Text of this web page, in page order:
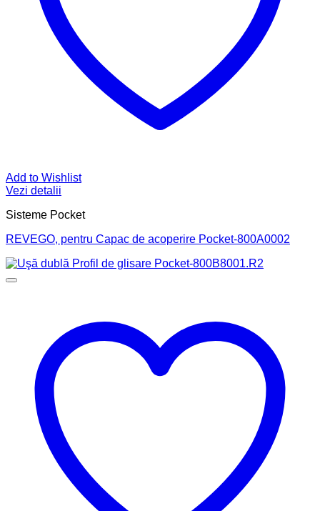
Add to Wishlist
Vezi detalii
Sisteme Pocket
REVEGO, pentru Capac de acoperire Pocket-800A0002